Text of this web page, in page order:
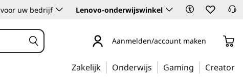
voor uw bedrijf Lenovo-onderwijswinkel
Aanmelden/account maken
Zakelijk Onderwijs Gaming Creator